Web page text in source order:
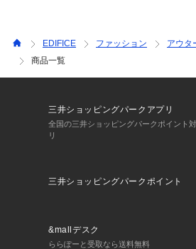
EDIFICE ファッション アウタ
商品一覧
三井ショッピングパークアプリ
全国の三井ショッピングパークポイント
リ
三井ショッピングパークポイント
&mallデスク
ららぽーと受取なら送料無料